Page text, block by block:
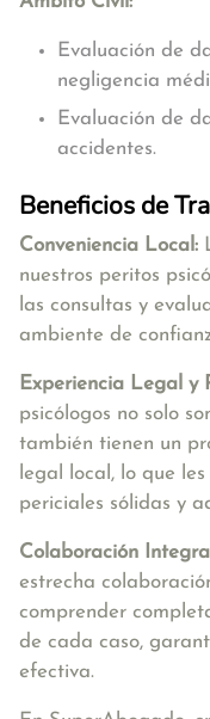
Evaluación de
negligencia
Evaluación de
accidentes.
Beneficios de
Conveniencia Local:
nuestros peritos
las consultas y
ambiente de
Experiencia Legal y
psicólogos no solo
también tienen un
legal local, lo que
periciales sólidas y
Colaboración
estrecha
comprender
de cada caso,
efectiva.